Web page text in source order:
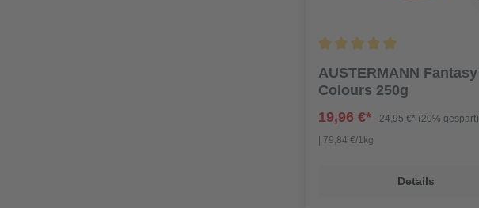
AUSTERMANN Fantasy
Colours 250g
19,96 €*
24,95 €* (20% gespart)
| 79,84 €/1kg
Details